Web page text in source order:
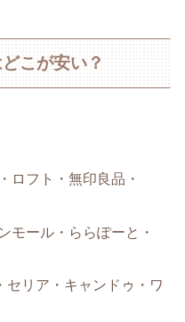
こが安い？
ロフト・無印良品・
モール・ららぽーと・
セリア・キャンドゥ・ワ